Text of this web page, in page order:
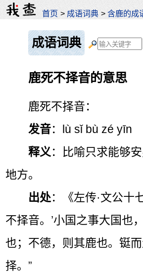
首页 > 成语词典 >含鹿的成
成语词典
鹿死不择音的意思
鹿死不择音：
发音：lù sǐ bù zé yīn
释义 ：比喻只求能够
地方。
出处：《左传·文公十
不择音。’小国之事大国也
也；不德，则其鹿也。铤
择。”